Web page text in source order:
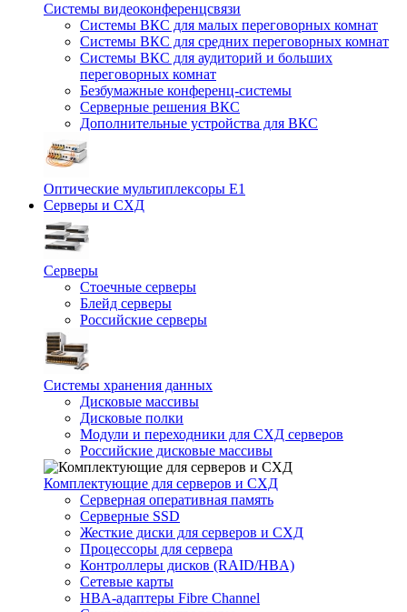
Системы видеоконференцсвязи
Системы ВКС для малых переговорных комнат
Системы ВКС для средних переговорных комнат
Системы ВКС для аудиторий и больших
переговорных комнат
Безбумажные конференц-системы
Серверные решения ВКС
Дополнительные устройства для ВКС
Оптические мультиплексоры Е1
Серверы и СХД
Серверы
Стоечные серверы
Блейд серверы
Российские серверы
Системы хранения данных
Дисковые массивы
Дисковые полки
Модули и переходники для СХД серверов
Российские дисковые массивы
Комплектующие для серверов и СХД
Серверная оперативная память
Серверные SSD
Жесткие диски для серверов и СХД
Процессоры для сервера
Контроллеры дисков (RAID/HBA)
Сетевые карты
HBA-адаптеры Fibre Channel